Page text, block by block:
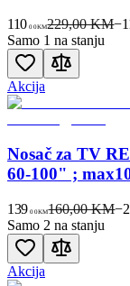
110 00KM229,00 KM−
Samo 1 na stanju
Akcija
Nosač za TV
60-100" ;
139 00KM160,00 KM−
Samo 2 na stanju
Akcija